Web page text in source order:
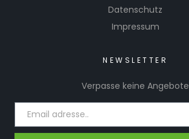
Datenschutz
Impressum
NEWSLETTER
Verpasse keine Angebote